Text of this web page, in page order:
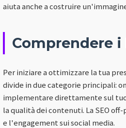
aiuta anche a costruire
Comprendere i
Per iniziare a ottimizzare la tua
divide in due categorie principali:
implementare direttamente sul
la qualità dei contenuti. La SEO
e l'engagement sui social media.